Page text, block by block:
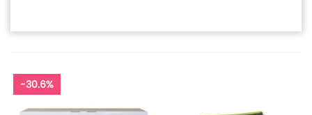
-30.6%